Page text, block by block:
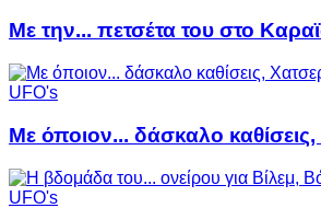
Με την... πετσέτα του στο
UFO's
Με όποιον... δάσκαλο καθίσεις,
UFO's